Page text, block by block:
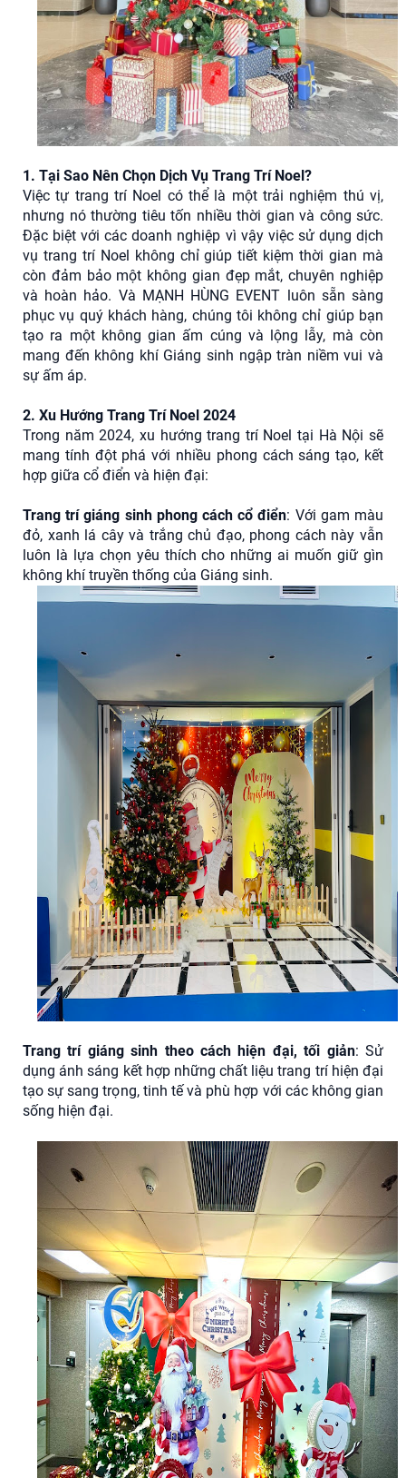
1. Tại Sao Nên Chọn Dịch Vụ Trang Trí Noel?
Việc tự trang trí Noel có thể là một trải nghiệm thú vị,
nhưng nó thường tiêu tốn nhiều thời gian và công sức.
Đặc biệt với các doanh nghiệp vì vậy việc sử dụng dịch
vụ trang trí Noel không chỉ giúp tiết kiệm thời gian mà
còn đảm bảo một không gian đẹp mắt, chuyên nghiệp
và hoàn hảo. Và MẠNH HÙNG EVENT luôn sẵn sàng
phục vụ quý khách hàng, chúng tôi không chỉ giúp bạn
tạo ra một không gian ấm cúng và lộng lẫy, mà còn
mang đến không khí Giáng sinh ngập tràn niềm vui và
sự ấm áp.
2. Xu Hướng Trang Trí Noel 2024
Trong năm 2024, xu hướng trang trí Noel tại Hà Nội sẽ
mang tính đột phá với nhiều phong cách sáng tạo, kết
hợp giữa cổ điển và hiện đại:
Trang trí giáng sinh phong cách cổ điển: Với gam màu
đỏ, xanh lá cây và trắng chủ đạo, phong cách này vẫn
luôn là lựa chọn yêu thích cho những ai muốn giữ gìn
không khí truyền thống của Giáng sinh.
Trang trí giáng sinh theo cách hiện đại, tối giản: Sử
dụng ánh sáng kết hợp những chất liệu trang trí hiện đại
tạo sự sang trọng, tinh tế và phù hợp với các không gian
sống hiện đại.